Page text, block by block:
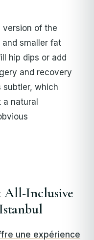
version of the
smaller fat
hip dips or add
and recovery
subtler, which
a natural
All-Inclusive
une expérience